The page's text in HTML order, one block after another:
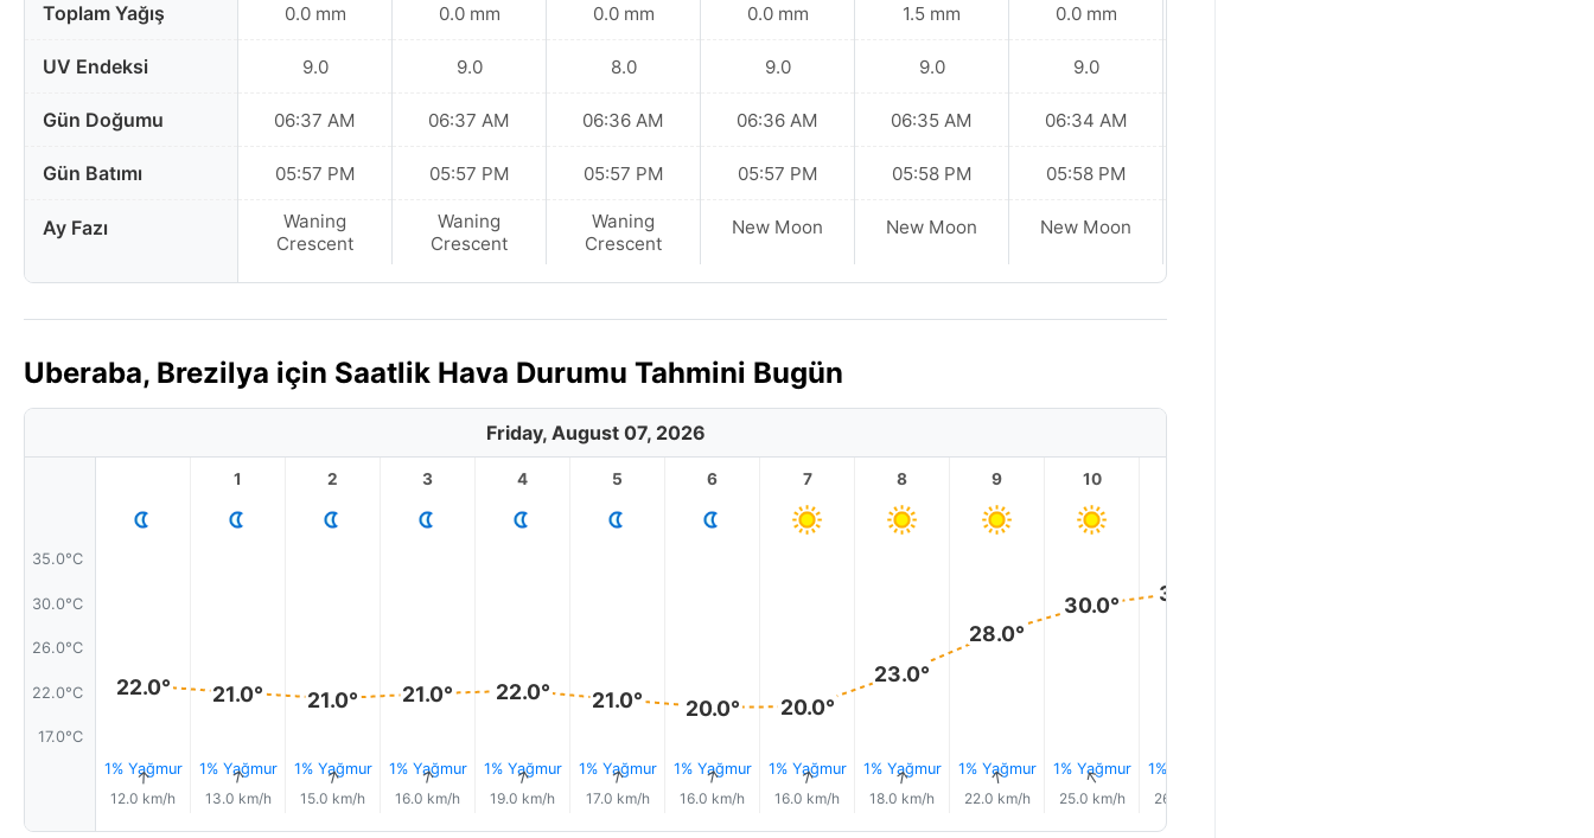
Toplam Yağış
UV Endeksi
Gün Doğumu
Gün Batımı
Ay Fazı
0.0 mm
9.0
06:37 AM
05:57 PM
Waning
Crescent
0.0 mm
9.0
06:37 AM
05:57 PM
Waning
Crescent
0.0 mm
8.0
06:36 AM
05:57 PM
Waning
Crescent
0.0 mm
9.0
06:36 AM
05:57 PM
New Moon
1.5 mm
9.0
06:35 AM
05:58 PM
New Moon
0.0 mm
9.0
06:34 AM
05:58 PM
New Moon
Uberaba, Brezilya için Saatlik Hava Durumu Tahmini Bugün
Friday, August 07, 2026
35.0°C
30.0°C
26.0°C
22.0°C
17.0°C
22.0°
1% Yağmur
↑
12.0 km/h
1
21.0°
1% Yağmur
↑
13.0 km/h
2
21.0°
1% Yağmur
↑
15.0 km/h
3
21.0°
1% Yağmur
↑
16.0 km/h
4
22.0°
1% Yağmur
↑
19.0 km/h
5
21.0°
1% Yağmur
↑
17.0 km/h
6
20.0°
1% Yağmur
↑
16.0 km/h
7
20.0°
1% Yağmur
↑
16.0 km/h
8
23.0°
1% Yağmur
↑
18.0 km/h
9
28.0°
1% Yağmur
↑
22.0 km/h
10
30.0°
1% Yağmur
↑
25.0 km/h
32.0°
1% Yağmur
26.0 km/h